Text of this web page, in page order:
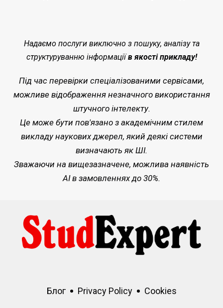
Надаємо послуги виключно з пошуку, аналізу та
структуруванню інформаціїв якості прикладу!
Під час перевірки спеціалізованими сервісами,
можливе відображення незначного використання
штучного інтелекту.
Це може бути пов'язано з академічним стилем
викладу наукових джерел, який деякі системи
визначають як ШІ.
Зважаючи на вищезазначене, можлива наявність
AI в замовленнях до 30%.
Блог Privacy Policy Cookies